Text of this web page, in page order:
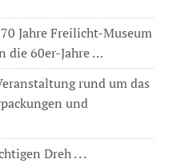
Jahre Freilicht-Museum
die 60er-Jahre …
rund um das
und
Dreh . . .